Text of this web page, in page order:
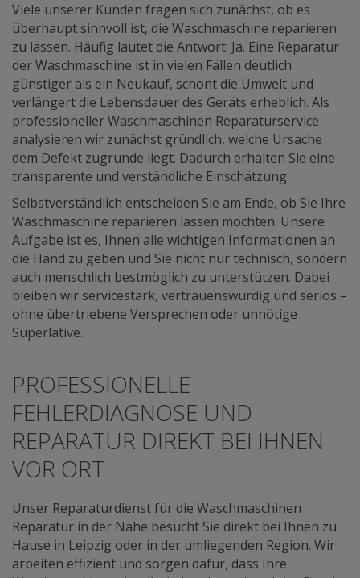
Viele unserer Kunden fragen sich zunächst, ob es
überhaupt sinnvoll ist, die Waschmaschine reparieren
zu lassen. Häufig lautet die Antwort: Ja. Eine Reparatur
der Waschmaschine ist in vielen Fällen deutlich
günstiger als ein Neukauf, schont die Umwelt und
verlängert die Lebensdauer des Geräts erheblich. Als
professioneller Waschmaschinen Reparaturservice
analysieren wir zunächst gründlich, welche Ursache
dem Defekt zugrunde liegt. Dadurch erhalten Sie eine
transparente und verständliche Einschätzung.
Selbstverständlich entscheiden Sie am Ende, ob Sie Ihre
Waschmaschine reparieren lassen möchten. Unsere
Aufgabe ist es, Ihnen alle wichtigen Informationen an
die Hand zu geben und Sie nicht nur technisch, sondern
auch menschlich bestmöglich zu unterstützen. Dabei
bleiben wir servicestark, vertrauenswürdig und seriös –
ohne übertriebene Versprechen oder unnötige
Superlative.
PROFESSIONELLE
FEHLERDIAGNOSE UND
REPARATUR DIREKT BEI IHNEN
VOR ORT
Unser Reparaturdienst für die Waschmaschinen
Reparatur in der Nähe besucht Sie direkt bei Ihnen zu
Hause in Leipzig oder in der umliegenden Region. Wir
arbeiten effizient und sorgen dafür, dass Ihre